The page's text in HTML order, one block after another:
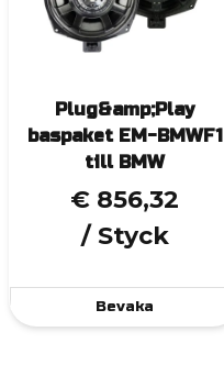
Plug&amp;Play
baspaket EM-BMWF1
till BMW
€ 856,32
/ Styck
Bevaka